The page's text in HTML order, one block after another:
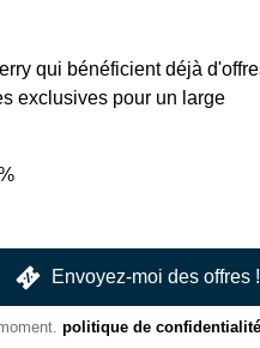
qui bénéficient déjà
exclusives pour un large
Envoyez-moi des offres !
politique de confidentialité